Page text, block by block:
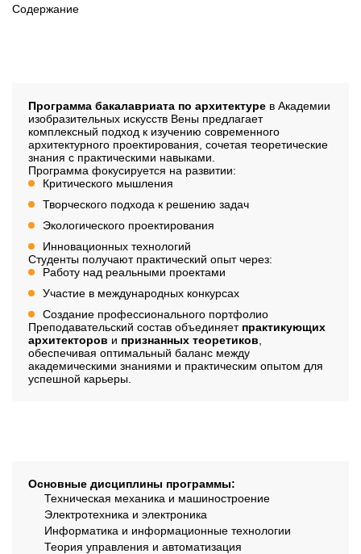
Наличие вступительного
Содержание
Программа бакалавриата по архитектуре в Академии
изобразительных искусств Вены предлагает
комплексный подход к изучению современного
архитектурного проектирования, сочетая теоретические
знания с практическими навыками.
Программа фокусируется на развитии:
Критического мышления
Творческого подхода к решению задач
Экологического проектирования
Инновационных технологий
Студенты получают практический опыт через:
Работу над реальными проектами
Участие в международных конкурсах
Создание профессионального портфолио
Преподавательский состав объединяет практикующих
архитекторов и признанных теоретиков
обеспечивая оптимальный баланс между
академическими знаниями и практическим опытом для
успешной карьеры.
Основные дисциплины программы:
Техническая механика и машиностроение
Электротехника и электроника
Информатика и информационные технологии
Теория управления и автоматизация